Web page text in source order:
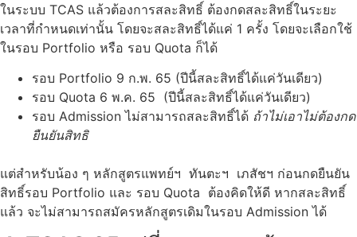
ในระบบ TCAS แล้วต้องการสละสิทธิ์ ต้องกดสละสิทธิ์ในระยะ
เวลาที่กำหนดเท่านั้น โดยจะสละสิทธิ์ได้แค่ 1 ครั้ง โดยจะเลือกใช้
ในรอบ Portfolio หรือ รอบ Quota ก็ได้
รอบ Portfolio 9 ก.พ. 65 (ปีนี้สละสิทธิ์ได้แค่วันเดียว)
รอบ Quota 6 พ.ค. 65 (ปีนี้สละสิทธิ์ได้แค่วันเดียว)
รอบ Admission ไม่สามารถสละสิทธิ์ได้ ถ้าไม่เอาไม่ต้องกด
ยืนยันสิทธิ
แต่สำหรับน้อง ๆ หลักสูตรแพทย์ฯ ทันตะฯ เภสัชฯ ก่อนกดยืนยัน
สิทธิ์รอบ Portfolio และ รอบ Quota ต้องคิดให้ดี หากสละสิทธิ์
แล้ว จะไม่สามารถสมัครหลักสูตรเดิมในรอบ Admission ได้